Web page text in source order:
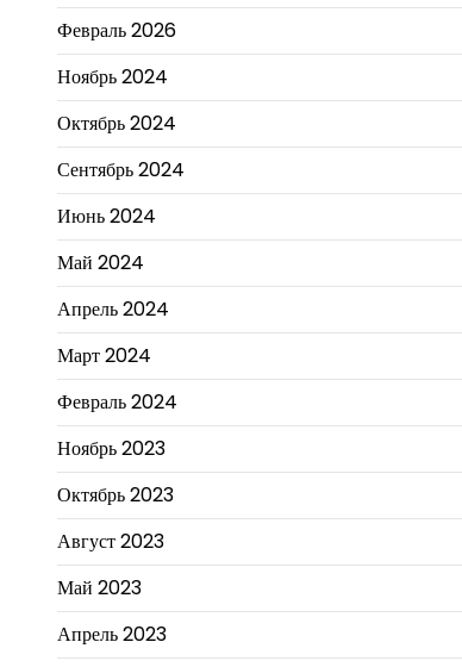
Февраль 2026
Ноябрь 2024
Октябрь 2024
Сентябрь 2024
Июнь 2024
Май 2024
Апрель 2024
Март 2024
Февраль 2024
Ноябрь 2023
Октябрь 2023
Август 2023
Май 2023
Апрель 2023